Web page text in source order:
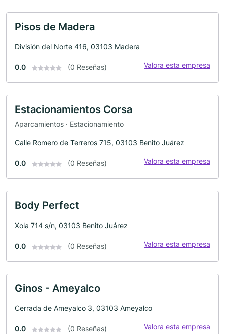
Pisos de Madera
División del Norte 416, 03103 Madera
0.0 (0 Reseñas) Valora esta empresa
Estacionamientos Corsa
Aparcamientos · Estacionamiento
Calle Romero de Terreros 715, 03103 Benito Juárez
0.0 (0 Reseñas) Valora esta empresa
Body Perfect
Xola 714 s/n, 03103 Benito Juárez
0.0 (0 Reseñas) Valora esta empresa
Ginos - Ameyalco
Cerrada de Ameyalco 3, 03103 Ameyalco
0.0 (0 Reseñas) Valora esta empresa